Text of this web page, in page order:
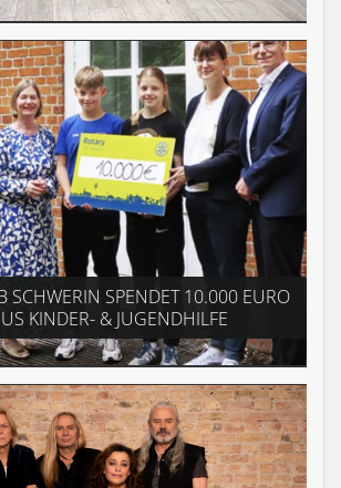
SCHWERIN SPENDET 10.000 EURO
KINDER- & JUGENDHILFE